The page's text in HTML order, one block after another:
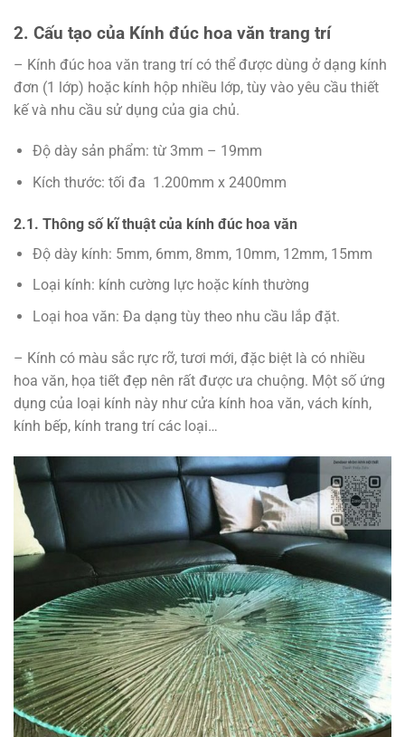
2. Cấu tạo của Kính đúc hoa văn trang trí
– Kính đúc hoa văn trang trí có thể được dùng ở dạng kính
đơn (1 lớp) hoặc kính hộp nhiều lớp, tùy vào yêu cầu thiết
kế và nhu cầu sử dụng của gia chủ.
Độ dày sản phẩm: từ 3mm – 19mm
Kích thước: tối đa 1.200mm x 2400mm
2.1. Thông số kĩ thuật của kính đúc hoa văn
Độ dày kính: 5mm, 6mm, 8mm, 10mm, 12mm, 15mm
Loại kính: kính cường lực hoặc kính thường
Loại hoa văn: Đa dạng tùy theo nhu cầu lắp đặt.
– Kính có màu sắc rực rỡ, tươi mới, đặc biệt là có nhiều
hoa văn, họa tiết đẹp nên rất được ưa chuộng. Một số ứng
dụng của loại kính này như cửa kính hoa văn, vách kính,
kính bếp, kính trang trí các loại…